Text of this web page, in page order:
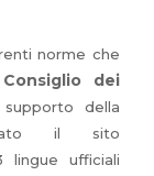
norme che
Consiglio dei
della
il sito
lingue ufficiali